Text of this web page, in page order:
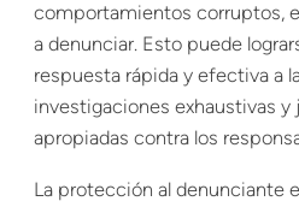
comportamientos corruptos,
a denunciar. Esto puede
respuesta rápida y efectiva a
investigaciones exhaustivas y
apropiadas contra los
La protección al denunciante